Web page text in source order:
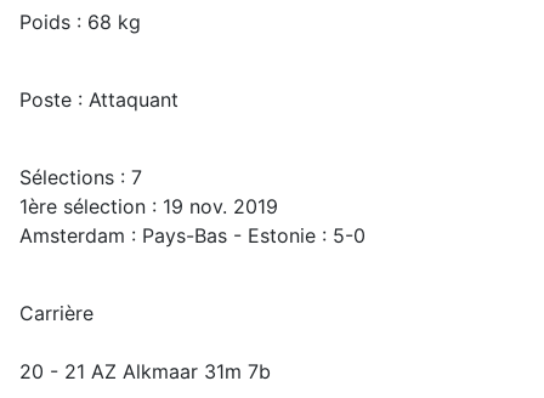
Poids : 68 kg
Poste : Attaquant
Sélections : 7
1ère sélection : 19 nov. 2019
Amsterdam : Pays-Bas - Estonie : 5-0
Carrière
20 - 21 AZ Alkmaar 31m 7b